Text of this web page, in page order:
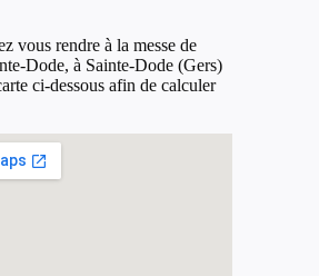
vous rendre à la messe de
Dode, à Sainte-Dode (Gers)
ci-dessous afin de calculer